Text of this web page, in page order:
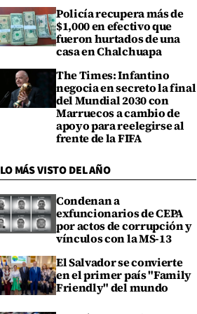
Policía recupera más de
$1,000 en efectivo que
fueron hurtados de una
casa en Chalchuapa
The Times: Infantino
negocia en secreto la final
del Mundial 2030 con
Marruecos a cambio de
apoyo para reelegirse al
frente de la FIFA
LO MÁS VISTO DEL AÑO
Condenan a
exfuncionarios de CEPA
por actos de corrupción y
vínculos con la MS-13
El Salvador se convierte
en el primer país "Family
Friendly" del mundo